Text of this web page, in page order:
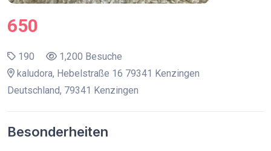
650
190
1,200 Besuche
kaludora, Hebelstraße 16 79341 Kenzingen
Deutschland, 79341 Kenzingen
Besonderheiten